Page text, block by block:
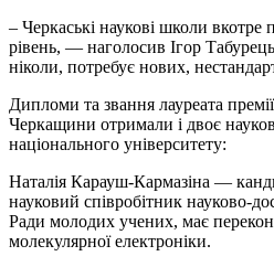
– Черкаські наукові школи вкотре
рівень, — наголосив Ігор
ніколи, потребує нових,
Дипломи та звання лауреата
Черкащини отримали і двоє
національного університету:
Наталія Карауш-Кармазіна —
науковий співробітник науково-
Ради молодих учених, має
молекулярної електроніки.